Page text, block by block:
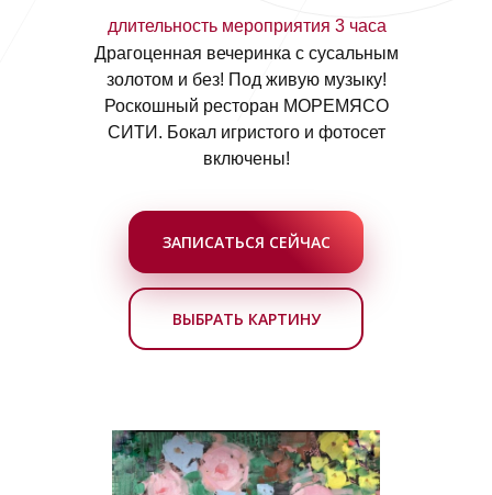
Драгоценная вечеринка с сусальным
золотом и без! Под живую музыку!
Роскошный ресторан МОРЕМЯСО
СИТИ. Бокал игристого и фотосет
включены!
длительность мероприятия 3 часа
ВЫБРАТЬ КАРТИНУ
ЗАПИСАТЬСЯ СЕЙЧАС